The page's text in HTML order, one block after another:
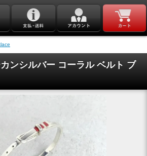
ンシルバー コーラル ベルト ブ